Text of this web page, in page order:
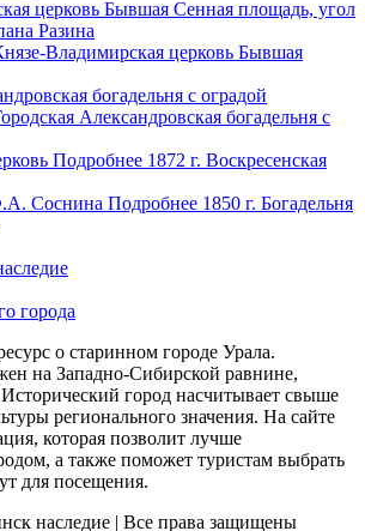
Владимирская церковь Бывшая
Александровская богадельня с
Подробнее 1872 г. Воскресенская
Подробнее 1850 г. Богадельня
города
о старинном городе Урала.
на Западно-Сибирской равнине,
город насчитывает свыше
регионального значения. На сайте
которая позволит лучше
а также поможет туристам выбрать
для посещения.
наследие | Все права защищены